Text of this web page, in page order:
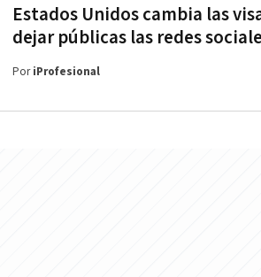
Estados Unidos cambia las
dejar públicas las redes
PoriProfesional